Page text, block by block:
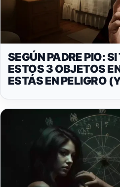
SEGÚN PADRE PIO:
ESTOS 3 OBJETOS
ESTÁS EN PELIGRO